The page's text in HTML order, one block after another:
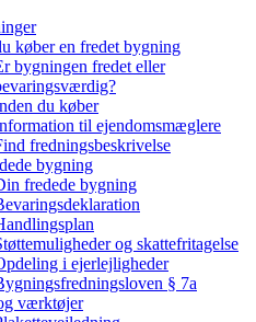
køber en fredet bygning
bygningen fredet eller
du køber
til ejendomsmæglere
fredningsbeskrivelse
bygning
fredede bygning
og skattefritagelse
i ejerlejligheder
§ 7a
værktøjer